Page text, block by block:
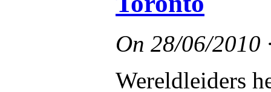
On 28/06/2010
Wereldleiders